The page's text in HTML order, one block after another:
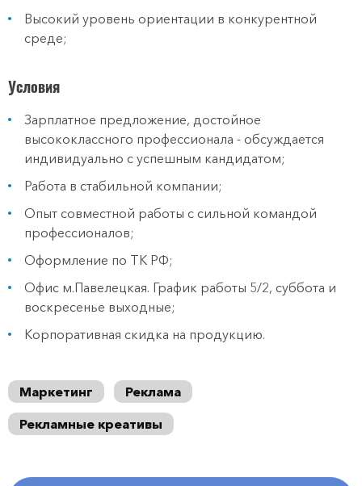
Высокий уровень ориентации в конкурентной
среде;
Условия
Зарплатное предложение, достойное
высококлассного профессионала - обсуждается
индивидуально с успешным кандидатом;
Работа в стабильной компании;
Опыт совместной работы с сильной командой
профессионалов;
Оформление по ТК РФ;
Офис м.Павелецкая. График работы 5/2, суббота и
воскресенье выходные;
Корпоративная скидка на продукцию.
Маркетинг
Реклама
Рекламные креативы